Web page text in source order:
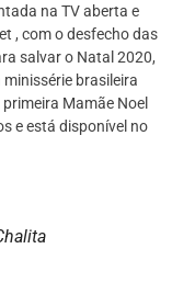
na TV aberta e
, com o desfecho das
salvar o Natal 2020,
brasileira
Mamãe Noel
e está disponível no